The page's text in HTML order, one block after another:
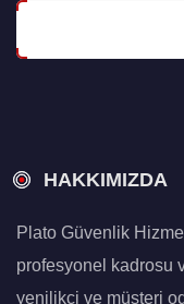
HAKKIMIZDA
Plato Güvenlik
profesyonel kadrosu
yenilikçi ve müşteri